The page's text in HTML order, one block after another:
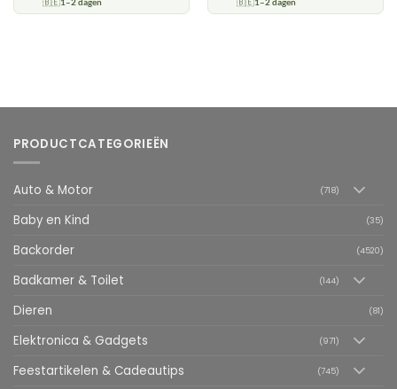
PRODUCTCATEGORIEËN
Auto & Motor (718)
Baby en Kind (35)
Backorder (4520)
Badkamer & Toilet (144)
Dieren (81)
Elektronica & Gadgets (971)
Feestartikelen & Cadeautips (745)